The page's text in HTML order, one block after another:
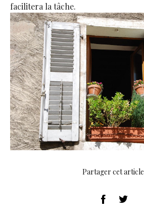
facilitera la tâche.
Partager cet article